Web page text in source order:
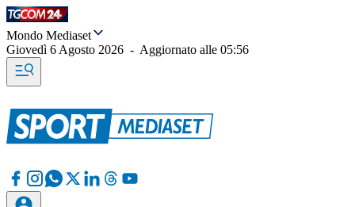
Mondo Mediaset
Giovedì 6 Agosto 2026 - Aggiornato alle 05:56